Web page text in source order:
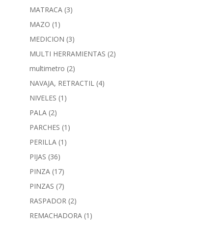
MATRACA (3)
MAZO (1)
MEDICION (3)
MULTI HERRAMIENTAS (2)
multimetro (2)
NAVAJA, RETRACTIL (4)
NIVELES (1)
PALA (2)
PARCHES (1)
PERILLA (1)
PIJAS (36)
PINZA (17)
PINZAS (7)
RASPADOR (2)
REMACHADORA (1)